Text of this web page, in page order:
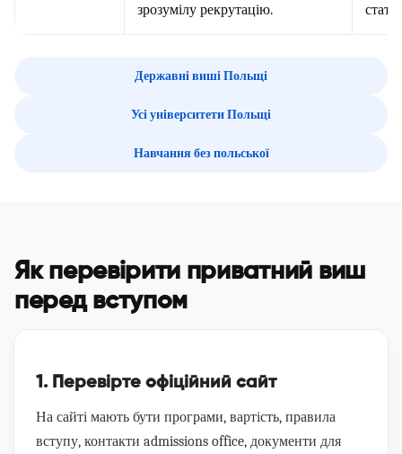
зрозумілу рекрутацію.
Державні виші Польщі
Усі університети Польщі
Навчання без польської
Як перевірити приватний виш
перед вступом
1. Перевірте офіційний сайт
На сайті мають бути програми, вартість, правила
вступу, контакти admissions office, документи для